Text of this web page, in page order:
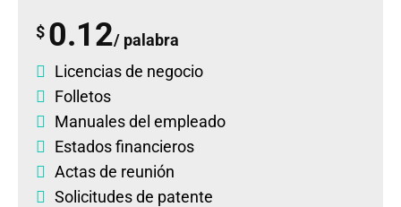
$ 0.12/ palabra
Licencias de negocio
Folletos
Manuales del empleado
Estados financieros
Actas de reunión
Solicitudes de patente